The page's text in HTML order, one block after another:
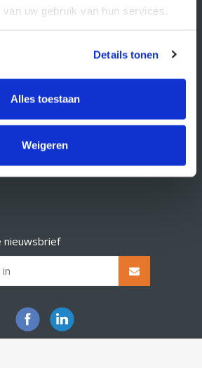
uw gebruik van hun services.
Details tonen
Alles toestaan
Weigeren
nieuwsbrief